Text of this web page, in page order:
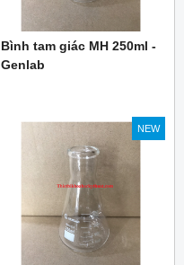
Bình tam giác MH 250ml -
Genlab
NEW